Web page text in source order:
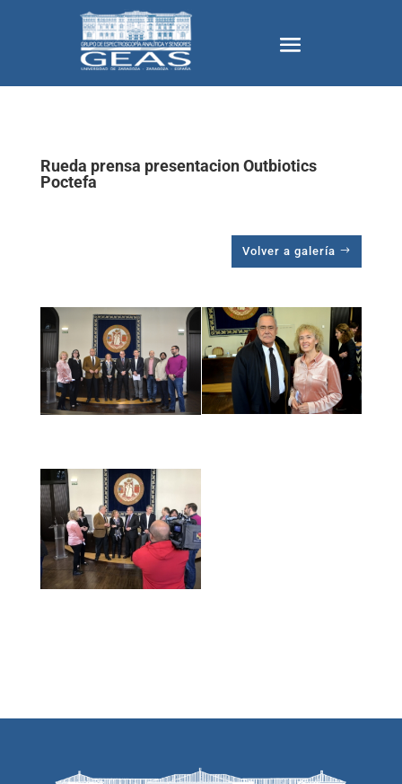
Rueda prensa presentacion Outbiotics
Poctefa
Volver a galería